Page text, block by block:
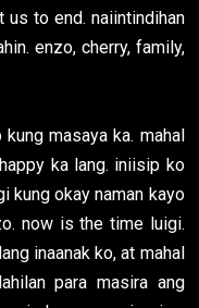
to end. naiintindihan
enzo, cherry, family,
masaya ka. mahal
ka lang. iniisip ko
kung okay naman kayo
now is the time luigi.
inaanak ko, at mahal
para masira ang